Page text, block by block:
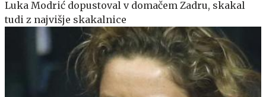
Luka Modrić dopustoval v domačem Zadru, skakal
tudi z najvišje skakalnice